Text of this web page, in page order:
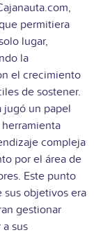
permitiera
lugar,
la
el crecimiento
de sostener.
jugó un papel
compleja
por el área de
Este punto
objetivos era
gestionar
sus